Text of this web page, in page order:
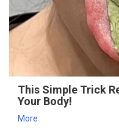
This Simple Trick
Your Body!
More